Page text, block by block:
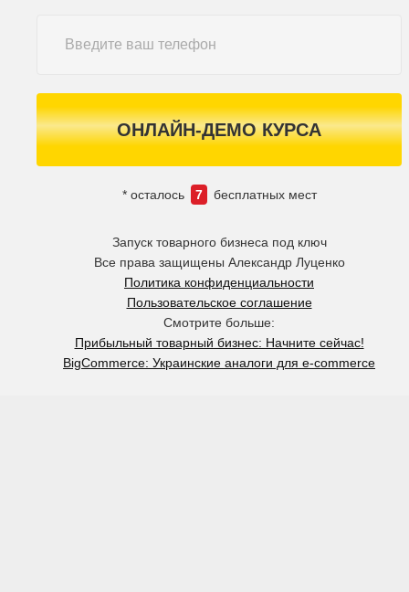
ОНЛАЙН-ДЕМО КУРСА
* осталось 7 бесплатных мест
Запуск товарного бизнеса под ключ
Все права защищены Александр Луценко
Политика конфиденциальности
Пользовательское соглашение
Смотрите больше:
Прибыльный товарный бизнес: Начните сейчас!
BigCommerce: Украинские аналоги для e-commerce